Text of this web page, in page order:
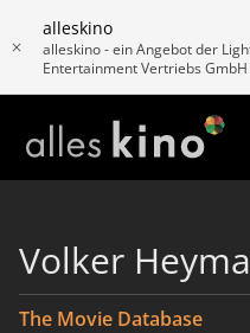
alleskino
alleskino - ein Angebot der
Entertainment Vertriebs GmbH
Volker
The Movie Database